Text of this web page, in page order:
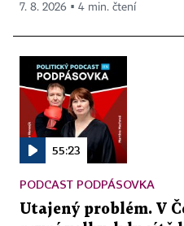
7. 8. 2026 ▪ 4 min. čtení
55:23
PODCAST PODPÁSOVKA
Utajený problém. V